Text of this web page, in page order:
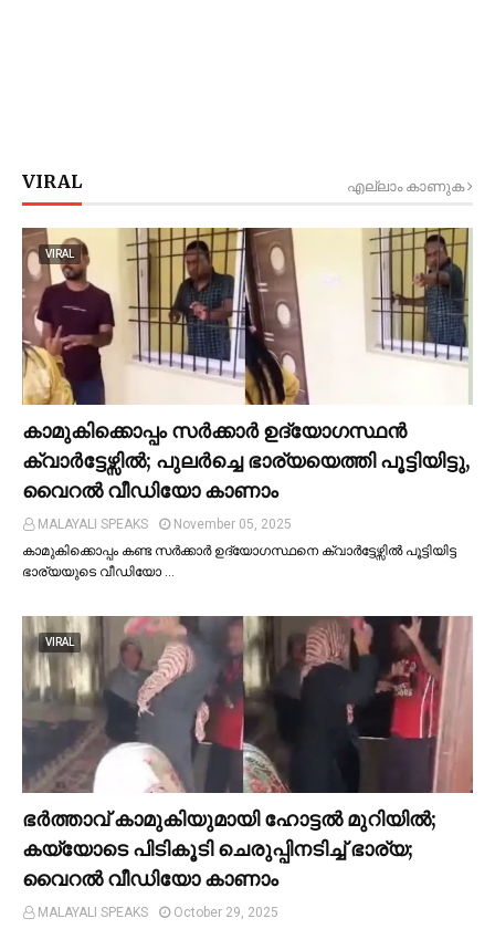
VIRAL എല്ലാം കാണുക
VIRAL
കാമുകിക്കൊപ്പം സര്‍ക്കാര്‍ ഉദ്യോഗസ്ഥൻ
ക്വാര്‍ട്ടേഴ്സില്‍; പുലര്‍ച്ചെ ഭാര്യയെത്തി പൂട്ടിയിട്ടു,
വൈറല്‍ വീഡിയോ കാണാം
MALAYALI SPEAKS
November 05, 2025
കാമുകിക്കൊപ്പം കണ്ട സർക്കാർ ഉദ്യോഗസ്ഥനെ ക്വാർട്ടേഴ്സില്‍ പൂട്ടിയിട്ട
ഭാര്യയുടെ വീഡിയോ …
VIRAL
ഭര്‍ത്താവ് കാമുകിയുമായി ഹോട്ടല്‍ മുറിയില്‍;
കയ്യോടെ പിടികൂടി ചെരുപ്പിനടിച്ച്‌ ഭാര്യ;
വൈറൽ വീഡിയോ കാണാം
MALAYALI SPEAKS October 29, 2025